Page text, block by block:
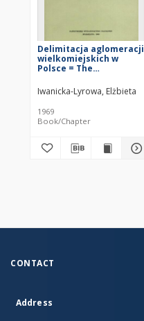
Delimitacja aglomeracji
wielkomiejskich w
Polsce = The
urban agglomerations
in Poland
Iwanicka-Lyrowa, Elżbieta
1969
Book/Chapter
CONTACT
Address